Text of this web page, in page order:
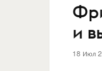
и
18 Июл